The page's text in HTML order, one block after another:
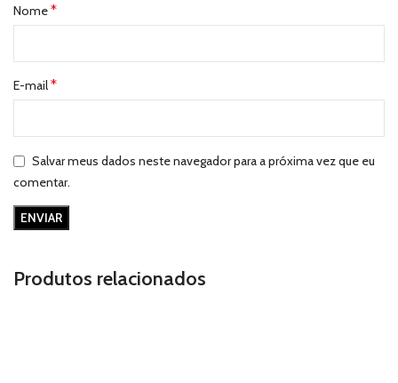
Nome*
E-mail*
Salvar meus dados neste navegador para a próxima vez que eu
comentar.
Produtos relacionados